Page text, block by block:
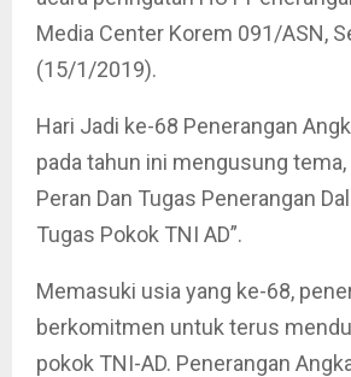
Media Center Korem 091/ASN,
(15/1/2019).
Hari Jadi ke-68 Penerangan
pada tahun ini mengusung tema,
Peran Dan Tugas Penerangan
Tugas Pokok TNI AD”.
Memasuki usia yang ke-68,
berkomitmen untuk terus
pokok TNI-AD. Penerangan